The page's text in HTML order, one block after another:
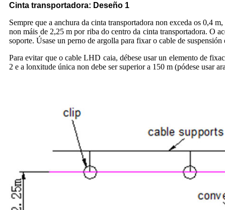
Cinta transportadora: Deseño 1
Sempre que a anchura da cinta transportadora non exceda os 0,4
non máis de 2,25 m por riba do centro da cinta transportadora. O
soporte. Úsase un perno de argolla para fixar o cable de suspensión
Para evitar que o cable LHD caia, débese usar un elemento de
2 e a lonxitude única non debe ser superior a 150 m (pódese usar